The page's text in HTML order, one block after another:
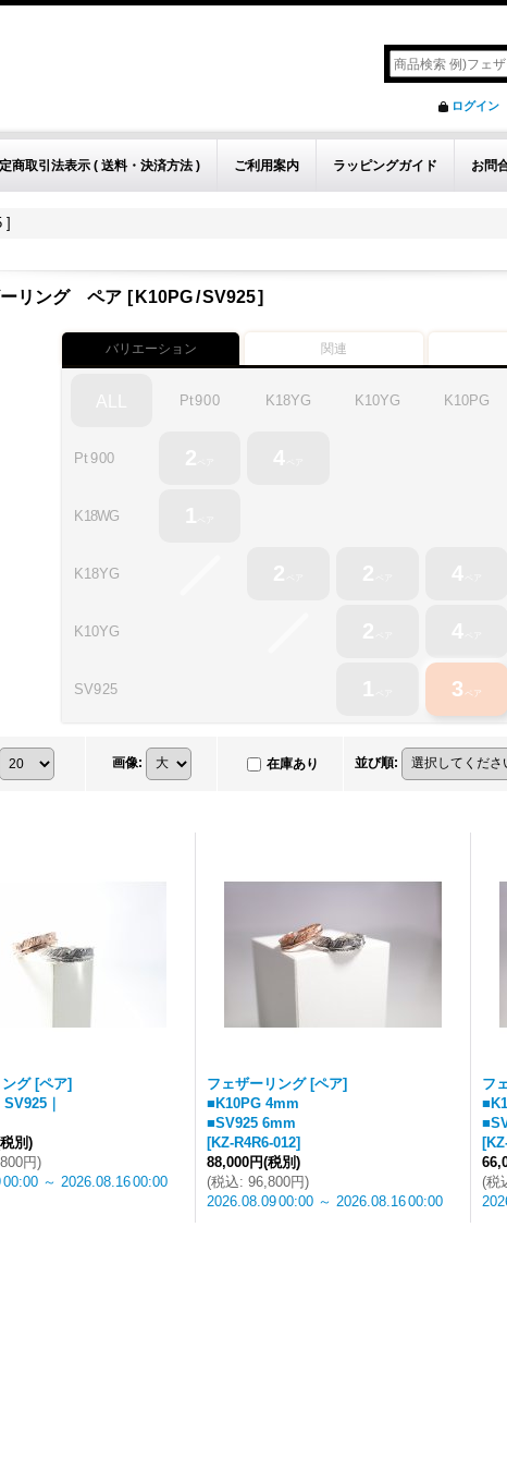
ログイン
商取引法表示 ( 送料・決済方法 ) ご利用案内 ラッピングガイド お問
]
リング ペア [ K10PG/SV925]
バリエーション 関連
Pt900 K18YG K10YG K10PG
Pt900
K18WG
K18YG
K10YG
SV925 3 ペア
画像: 在庫あり 並び順:
グ [ペア]
SV925｜
別)
円)
00:00 ～ 2026.08.1600:00
フェザーリング [ペア]
■K10PG 4mm
■SV925 6mm
[KZ-R4R6-012]
88,000円(税別)
(税込: 96,800円)
2026.08.0900:00 ～ 2026.08.1600:00
フ
[
(税